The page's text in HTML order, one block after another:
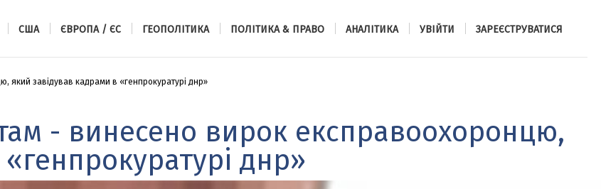
США ЄВРОПА / ЄС ГЕОПОЛІТИКА ПОЛІТИКА & ПРАВО АНАЛІТИКА УВІЙТИ ЗАРЕЄСТРУВАТИСЯ
який завідував кадрами в «генпрокуратурі днр»
- винесено вирок експравоохоронцю,
днр»